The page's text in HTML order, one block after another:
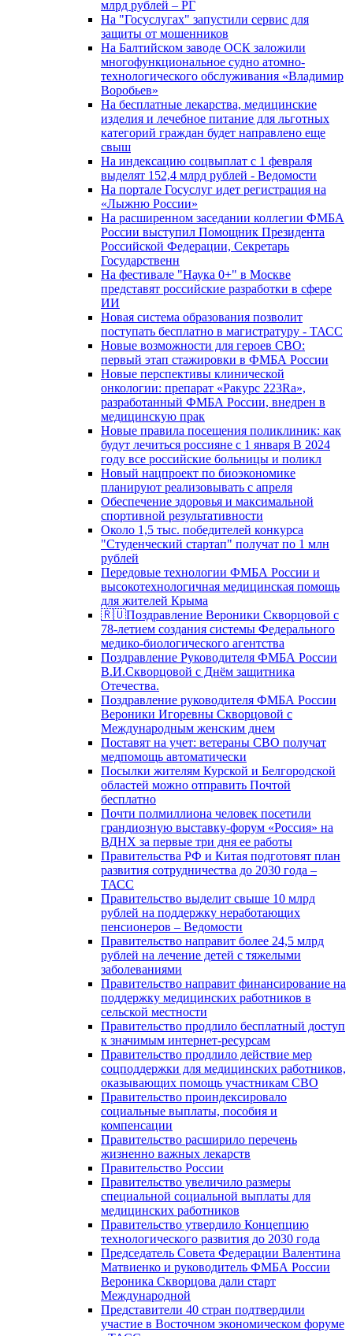
млрд рублей – РГ
На "Госуслугах" запустили сервис для
защиты от мошенников
На Балтийском заводе ОСК заложили
многофункциональное судно атомно-
технологического обслуживания «Владимир
Воробьев»
На бесплатные лекарства, медицинские
изделия и лечебное питание для льготных
категорий граждан будет направлено еще
свыш
На индексацию соцвыплат с 1 февраля
выделят 152,4 млрд рублей - Ведомости
На портале Госуслуг идет регистрация на
«Лыжню России»
На расширенном заседании коллегии ФМБА
России выступил Помощник Президента
Российской Федерации, Секретарь
Государственн
На фестивале "Наука 0+" в Москве
представят российские разработки в сфере
ИИ
Новая система образования позволит
поступать бесплатно в магистратуру - ТАСС
Новые возможности для героев СВО:
первый этап стажировки в ФМБА России
Новые перспективы клинической
онкологии: препарат «Ракурс 223Ra»,
разработанный ФМБА России, внедрен в
медицинскую прак
Новые правила посещения поликлиник: как
будут лечиться россияне с 1 января В 2024
году все российские больницы и поликл
Новый нацпроект по биоэкономике
планируют реализовывать с апреля
Обеспечение здоровья и максимальной
спортивной результативности
Около 1,5 тыс. победителей конкурса
"Студенческий стартап" получат по 1 млн
рублей
Передовые технологии ФМБА России и
высокотехнологичная медицинская помощь
для жителей Крыма
🇷🇺Поздравление Вероники Скворцовой с
78-летием создания системы Федерального
медико-биологического агентства
Поздравление Руководителя ФМБА России
В.И.Скворцовой с Днём защитника
Отечества.
Поздравление руководителя ФМБА России
Вероники Игоревны Скворцовой с
Международным женским днем
Поставят на учет: ветераны СВО получат
медпомощь автоматически
Посылки жителям Курской и Белгородской
областей можно отправить Почтой
бесплатно
Почти полмиллиона человек посетили
грандиозную выставку-форум «Россия» на
ВДНХ за первые три дня ее работы
Правительства РФ и Китая подготовят план
развития сотрудничества до 2030 года –
ТАСС
Правительство выделит свыше 10 млрд
рублей на поддержку неработающих
пенсионеров – Ведомости
Правительство направит более 24,5 млрд
рублей на лечение детей с тяжелыми
заболеваниями
Правительство направит финансирование на
поддержку медицинских работников в
сельской местности
Правительство продлило бесплатный доступ
к значимым интернет-ресурсам
Правительство продлило действие мер
соцподдержки для медицинских работников,
оказывающих помощь участникам СВО
Правительство проиндексировало
социальные выплаты, пособия и
компенсации
Правительство расширило перечень
жизненно важных лекарств
Правительство России
Правительство увеличило размеры
специальной социальной выплаты для
медицинских работников
Правительство утвердило Концепцию
технологического развития до 2030 года
Председатель Совета Федерации Валентина
Матвиенко и руководитель ФМБА России
Вероника Скворцова дали старт
Международной
Представители 40 стран подтвердили
участие в Восточном экономическом форуме